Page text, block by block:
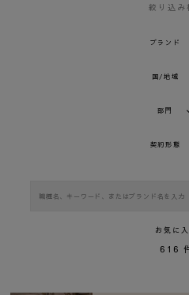
採用
絞り込み
ブランド
国/地域
部門
契約形態
お気に入
616